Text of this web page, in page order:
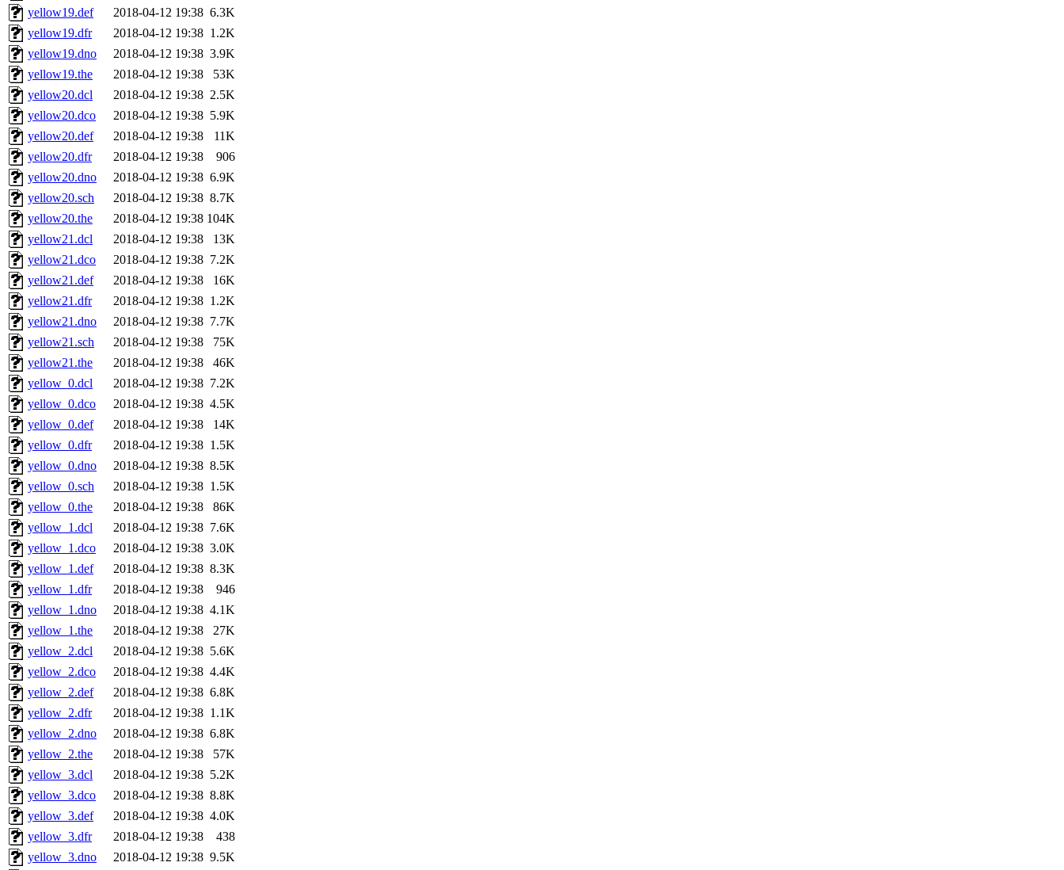
yellow19.def
2018-04-12 19:38 6.3K
yellow19.dfr
2018-04-12 19:38 1.2K
yellow19.dno
2018-04-12 19:38 3.9K
yellow19.the
2018-04-12 19:38
53K
yellow20.dcl
2018-04-12 19:38 2.5K
yellow20.dco
2018-04-12 19:38 5.9K
yellow20.def
2018-04-12 19:38
11K
yellow20.dfr
2018-04-12 19:38
906
yellow20.dno
2018-04-12 19:38 6.9K
yellow20.sch
2018-04-12 19:38 8.7K
yellow20.the
2018-04-12 19:38 104K
yellow21.dcl
2018-04-12 19:38
13K
yellow21.dco
2018-04-12 19:38 7.2K
yellow21.def
2018-04-12 19:38
16K
yellow21.dfr
2018-04-12 19:38 1.2K
yellow21.dno
2018-04-12 19:38 7.7K
yellow21.sch
2018-04-12 19:38
75K
yellow21.the
2018-04-12 19:38
46K
yellow_0.dcl
2018-04-12 19:38 7.2K
yellow_0.dco
2018-04-12 19:38 4.5K
yellow_0.def
2018-04-12 19:38
14K
yellow_0.dfr
2018-04-12 19:38 1.5K
yellow_0.dno
2018-04-12 19:38 8.5K
yellow_0.sch
2018-04-12 19:38 1.5K
yellow_0.the
2018-04-12 19:38
86K
yellow_1.dcl
2018-04-12 19:38 7.6K
yellow_1.dco
2018-04-12 19:38 3.0K
yellow_1.def
2018-04-12 19:38 8.3K
yellow_1.dfr
2018-04-12 19:38
946
yellow_1.dno
2018-04-12 19:38 4.1K
yellow_1.the
2018-04-12 19:38
27K
yellow_2.dcl
2018-04-12 19:38 5.6K
yellow_2.dco
2018-04-12 19:38 4.4K
yellow_2.def
2018-04-12 19:38 6.8K
yellow_2.dfr
2018-04-12 19:38 1.1K
yellow_2.dno
2018-04-12 19:38 6.8K
yellow_2.the
2018-04-12 19:38
57K
yellow_3.dcl
2018-04-12 19:38 5.2K
yellow_3.dco
2018-04-12 19:38 8.8K
yellow_3.def
2018-04-12 19:38 4.0K
yellow_3.dfr
2018-04-12 19:38
438
yellow_3.dno
2018-04-12 19:38 9.5K